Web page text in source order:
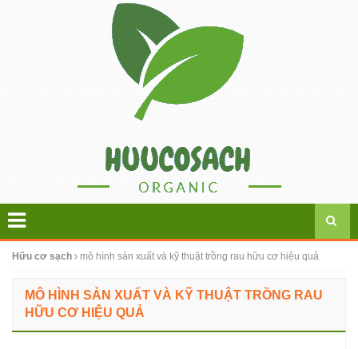
Hữu cơ sạch mô hình sản xuất và kỹ thuật trồng rau hữu cơ hiệu quả
MÔ HÌNH SẢN XUẤT VÀ KỸ THUẬT TRỒNG RAU
HỮU CƠ HIỆU QUẢ